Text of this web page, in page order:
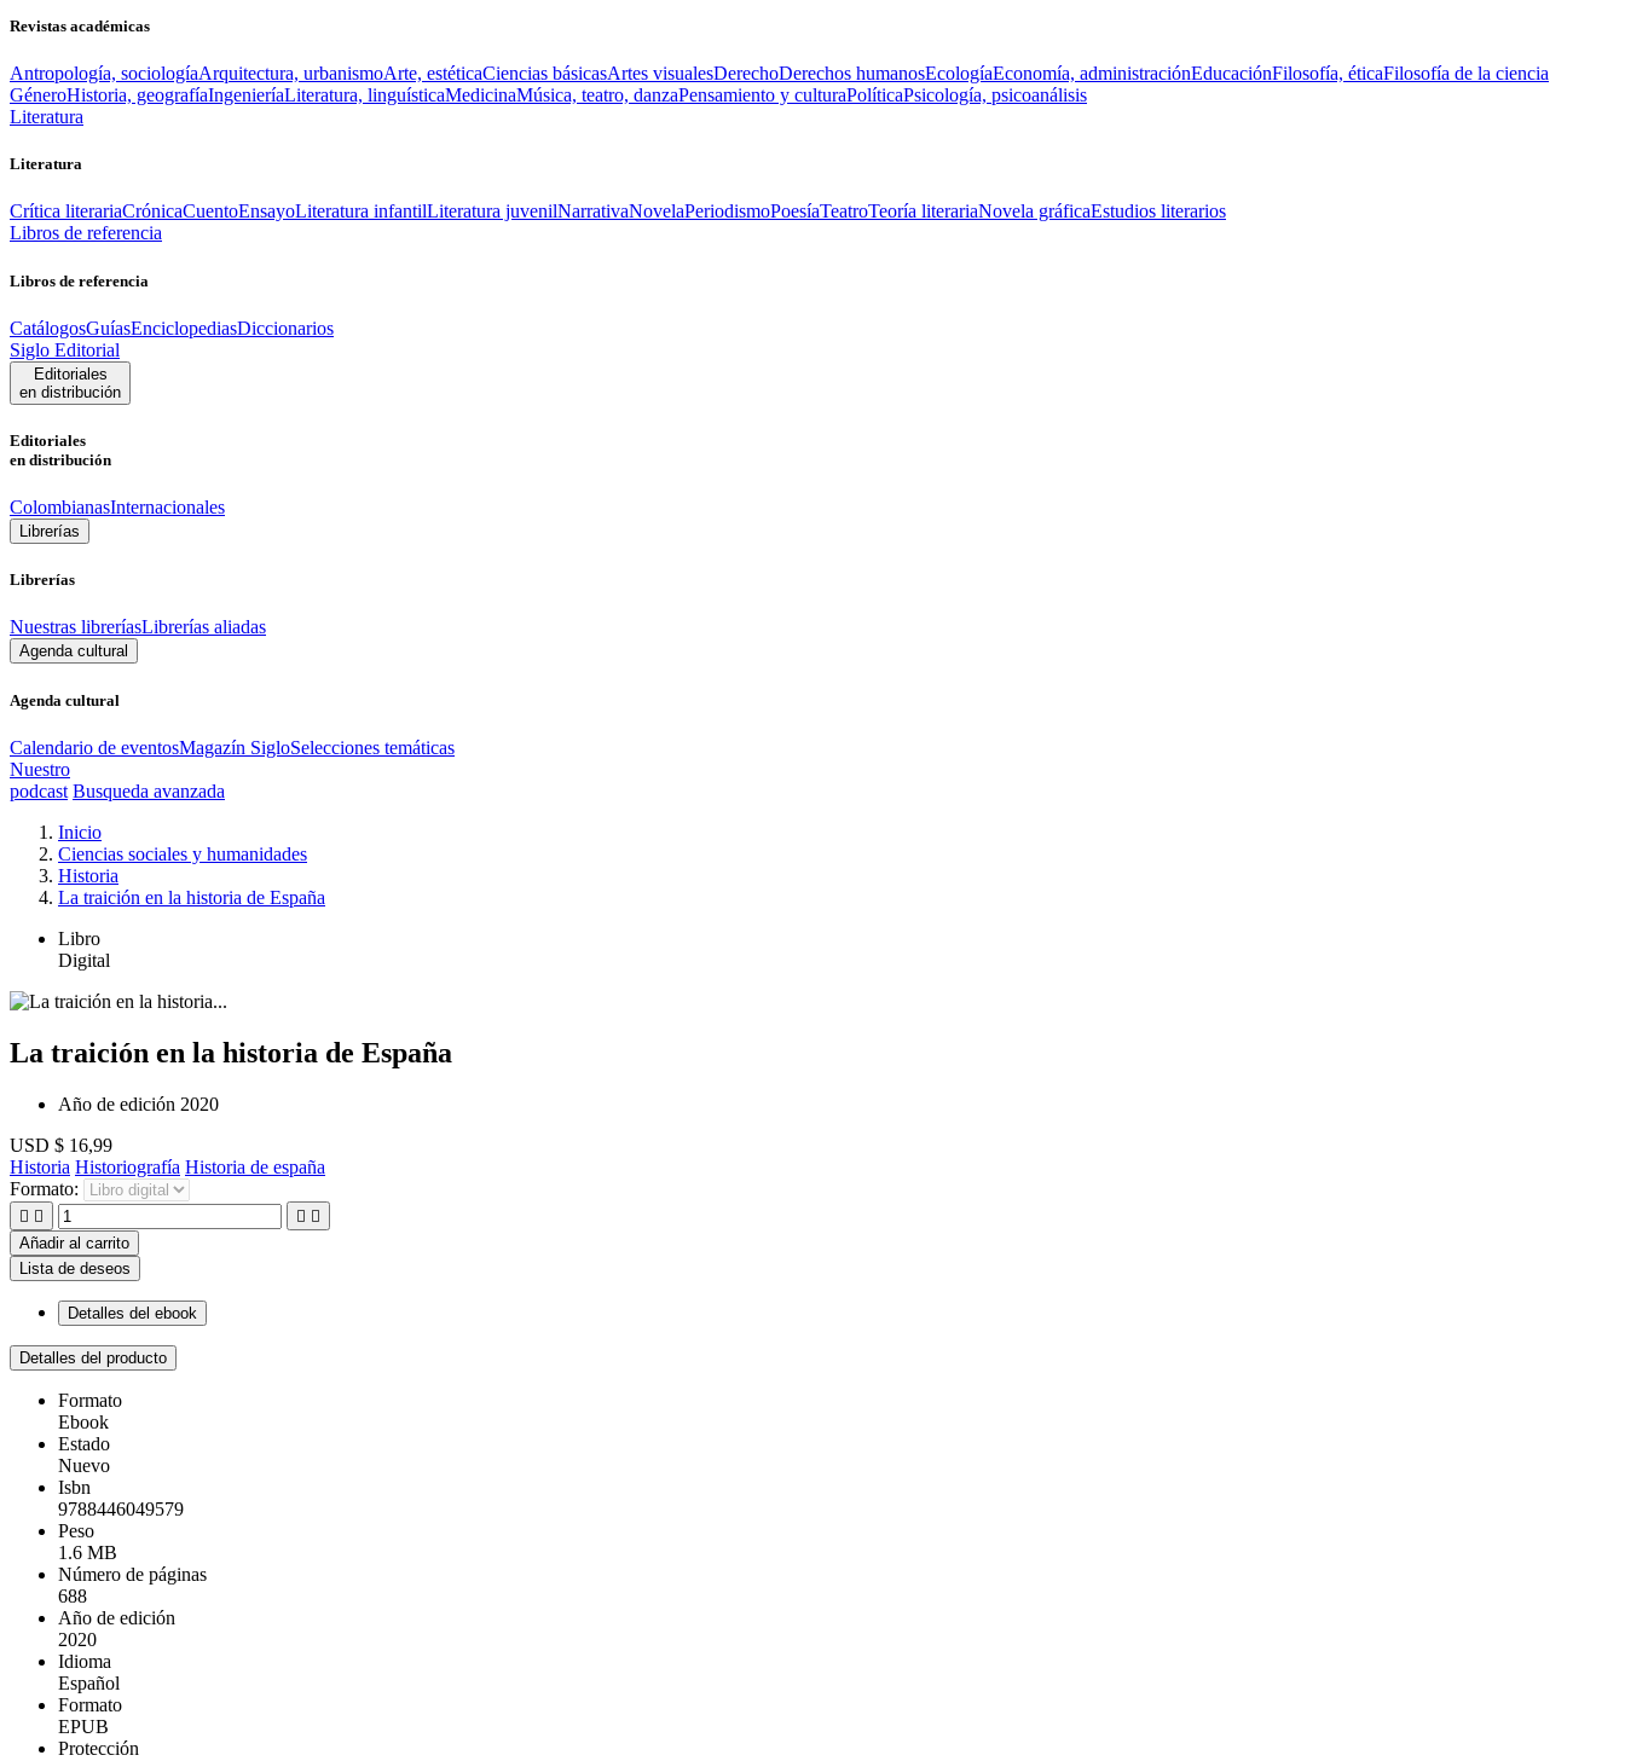
Revistas académicas
Antropología, sociologíaArquitectura, urbanismoArte, estéticaCiencias básicasArtes visualesDerechoDerechos humanosEcologíaEconomía, administraciónEducaciónFilosofía, éticaFilosofía de la ciencia
GéneroHistoria, geografíaIngenieríaLiteratura, linguísticaMedicinaMúsica, teatro, danzaPensamiento y culturaPolíticaPsicología, psicoanálisis
Literatura
Literatura
Crítica literariaCrónicaCuentoEnsayoLiteratura infantilLiteratura juvenilNarrativaNovelaPeriodismoPoesíaTeatroTeoría literariaNovela gráficaEstudios literarios
Libros de referencia
Libros de referencia
CatálogosGuíasEnciclopediasDiccionarios
Siglo Editorial
Editoriales
en distribución
Editoriales
en distribución
ColombianasInternacionales
Librerías
Librerías
Nuestras libreríasLibrerías aliadas
Agenda cultural
Agenda cultural
Calendario de eventosMagazín SigloSelecciones temáticas
Nuestro
podcast Busqueda avanzada
Inicio
Ciencias sociales y humanidades
Historia
La traición en la historia de España
Libro
Digital
La traición en la historia de España
Año de edición 2020
USD $ 16,99
Historia Historiografía Historia de españa
Formato:
   
Añadir al carrito
Lista de deseos
Detalles del ebook
Detalles del producto
Formato
Ebook
Estado
Nuevo
Isbn
9788446049579
Peso
1.6 MB
Número de páginas
688
Año de edición
2020
Idioma
Español
Formato
EPUB
Protección